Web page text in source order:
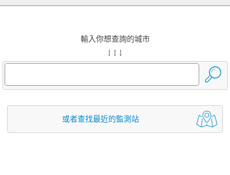
輸入你想查詢的城市
↓ ↓ ↓
或者查找最近的監測站